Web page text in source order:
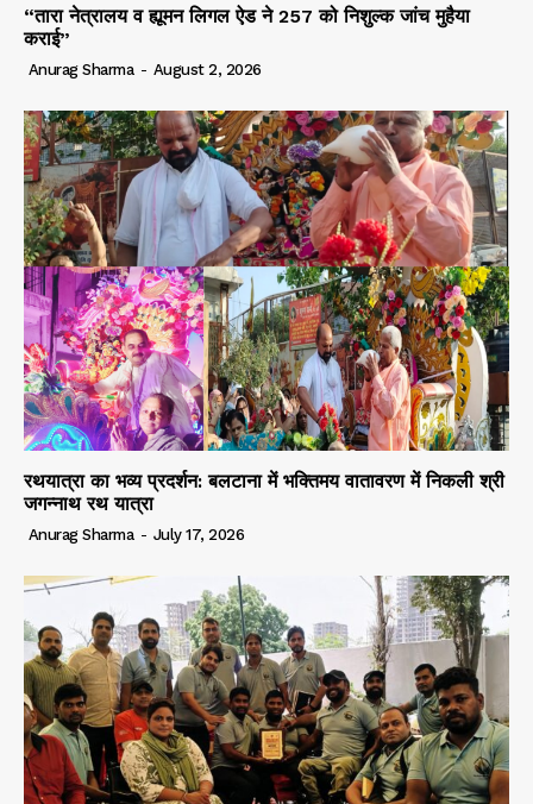
“तारा नेत्रालय व ह्यूमन लिगल ऐड ने 257 को निशुल्क जांच मुहैया
कराई”
Anurag Sharma - August 2, 2026
रथयात्रा का भव्य प्रदर्शन: बलटाना में भक्तिमय वातावरण में निकली श्री
जगन्नाथ रथ यात्रा
Anurag Sharma - July 17, 2026